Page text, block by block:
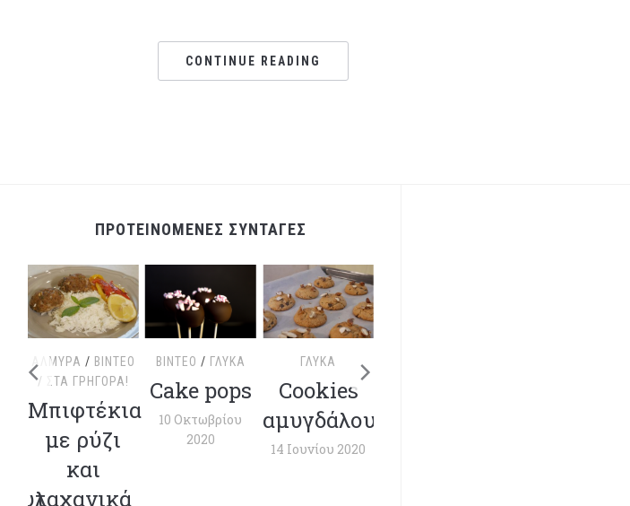
CONTINUE READING
ΠΡΟΤΕΙΝΟΜΕΝΕΣ ΣΥΝΤΑΓΕΣ
ΑΛΜΥΡΆ / ΒΊΝΤΕΟ
/
ΣΤΑ ΓΡΉΓΟΡΑ!
Μπιφτέκια
με ρύζι
και
λαχανικά
ΒΊΝΤΕΟ / ΓΛΥΚΆ
Cake pops
10 Οκτωβρίου
2020
ΓΛΥΚΆ
Cookies
αμυγδάλου
14 Ιουνίου 2020